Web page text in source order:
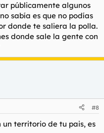
públicamente algunos
sabía es que no podías
donde te saliera la polla.
donde sale la gente con
#8
territorio de tu pais, es